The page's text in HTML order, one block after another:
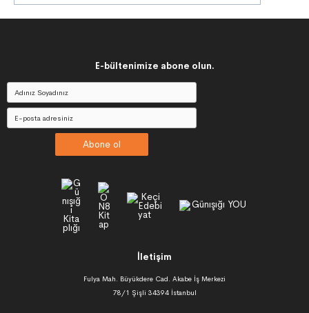
E-bültenimize abone olun.
Abone ol
İletişim
Fulya Mah. Büyükdere Cad. Akabe İş Merkezi
78/1 Şişli 34394 İstanbul